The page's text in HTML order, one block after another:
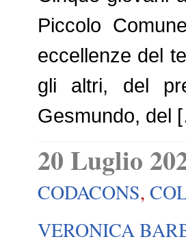
Piccolo
eccellenze del
gli altri, del
Gesmundo, del
20 Luglio
CODACONS,
VERONICA